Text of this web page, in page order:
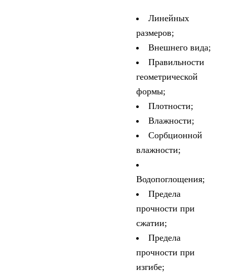
Линейных
размеров;
Внешнего вида;
Правильности
геометрической
формы;
Плотности;
Влажности;
Сорбционной
влажности;
Водопоглощения;
Предела
прочности при
сжатии;
Предела
прочности при
изгибе;